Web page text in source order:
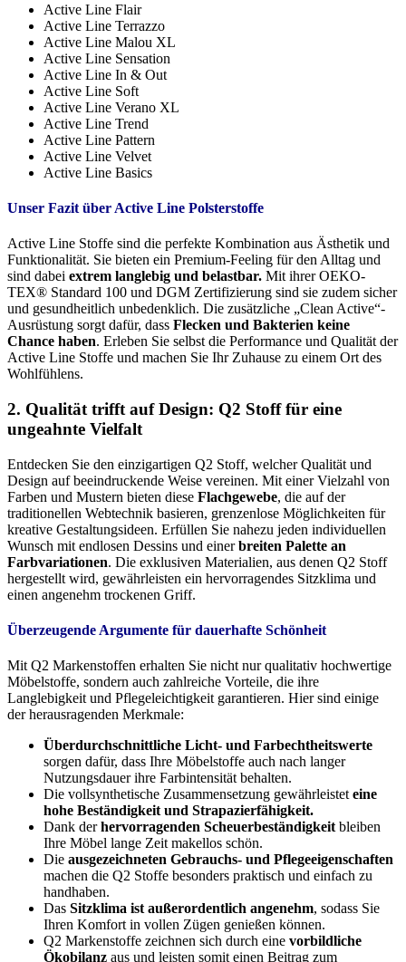
Active Line Flair
Active Line Terrazzo
Active Line Malou XL
Active Line Sensation
Active Line In & Out
Active Line Soft
Active Line Verano XL
Active Line Trend
Active Line Pattern
Active Line Velvet
Active Line Basics
Unser Fazit über Active Line Polsterstoffe
Active Line Stoffe sind die perfekte Kombination aus Ästhetik und
Funktionalität. Sie bieten ein Premium-Feeling für den Alltag und
sind dabei extrem langlebig und belastbar. Mit ihrer OEKO-
TEX® Standard 100 und DGM Zertifizierung sind sie zudem sicher
und gesundheitlich unbedenklich. Die zusätzliche „Clean Active“-
Ausrüstung sorgt dafür, dass Flecken und Bakterien keine
Chance haben. Erleben Sie selbst die Performance und Qualität der
Active Line Stoffe und machen Sie Ihr Zuhause zu einem Ort des
Wohlfühlens.
2. Qualität trifft auf Design: Q2 Stoff für eine
ungeahnte Vielfalt
Entdecken Sie den einzigartigen Q2 Stoff, welcher Qualität und
Design auf beeindruckende Weise vereinen. Mit einer Vielzahl von
Farben und Mustern bieten diese Flachgewebe, die auf der
traditionellen Webtechnik basieren, grenzenlose Möglichkeiten für
kreative Gestaltungsideen. Erfüllen Sie nahezu jeden individuellen
Wunsch mit endlosen Dessins und einerbreiten Palette an
Farbvariationen. Die exklusiven Materialien, aus denen Q2 Stoff
hergestellt wird, gewährleisten ein hervorragendes Sitzklima und
einen angenehm trockenen Griff.
Überzeugende Argumente für dauerhafte Schönheit
Mit Q2 Markenstoffen erhalten Sie nicht nur qualitativ hochwertige
Möbelstoffe, sondern auch zahlreiche Vorteile, die ihre
Langlebigkeit und Pflegeleichtigkeit garantieren. Hier sind einige
der herausragenden Merkmale:
Überdurchschnittliche Licht- und Farbechtheitswerte
sorgen dafür, dass Ihre Möbelstoffe auch nach langer
Nutzungsdauer ihre Farbintensität behalten.
Die vollsynthetische Zusammensetzung gewährleistet eine
hohe Beständigkeit und Strapazierfähigkeit.
Dank derhervorragenden Scheuerbeständigkeit bleiben
Ihre Möbel lange Zeit makellos schön.
Die ausgezeichneten Gebrauchs- und Pflegeeigenschaften
machen die Q2 Stoffe besonders praktisch und einfach zu
handhaben.
Das Sitzklima ist außerordentlich angenehm, sodass Sie
Ihren Komfort in vollen Zügen genießen können.
Q2 Markenstoffe zeichnen sich durch eine vorbildliche
Ökobilanz aus und leisten somit einen Beitrag zum